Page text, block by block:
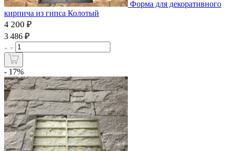
Форма для декоративного
кирпича из гипса Колотый
4 200 ₽
3 486 ₽
- 17%